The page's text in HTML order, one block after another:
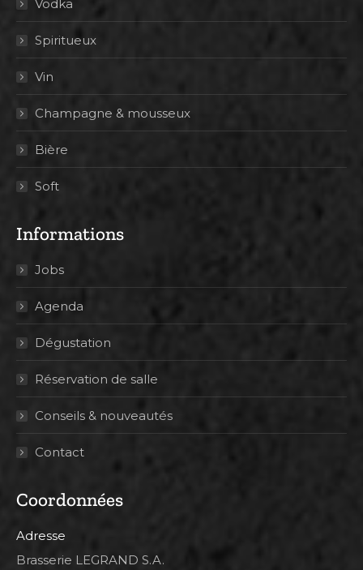
Vodka
Spiritueux
Vin
Champagne & mousseux
Bière
Soft
Informations
Jobs
Agenda
Dégustation
Réservation de salle
Conseils & nouveautés
Contact
Coordonnées
Adresse
Brasserie LEGRAND S.A.